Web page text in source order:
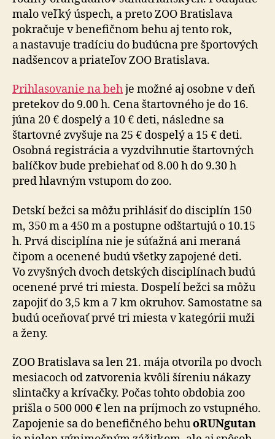
malo veľký úspech, a preto ZOO Bratislava
pokračuje v be­ne­fič­nom behu aj tento rok,
a nastavuje tradíciu do budúcna pre športových
nadšencov a priateľov ZOO Bratislava.
Prihlasovanie na behje možné aj osobne v deň
pretekov do 9.00 h. Cena štartovného je do 16.
júna 20 € dospelý a 10 € deti, následne sa
štartovné zvyšuje na 25 € dospelý a 15 € deti.
Osobná registrácia a vyzdvihnutie štartovných
balíčkov bude prebiehať od 8.00 h do 9.30 h
pred hlavným vstupom do zoo.
Detskí bežci sa môžu prihlásiť do disciplín 150
m, 350 m a 450 m a postupne odštartujú o 10.15
h. Prvá disciplína nie je súťažná ani meraná
čipom a ocenené budú všetky zapojené deti.
Vo zvyšných dvoch detských disciplínach budú
ocenené prvé tri miesta. Dospelí bežci sa môžu
zapojiť do 3,5 km a 7 km okruhov. Samostatne sa
budú oceňovať prvé tri miesta v kategórii muži
a ženy.
ZOO Bratislava sa len 21. mája otvorila po dvoch
mesiacoch od zatvorenia kvôli šíreniu nákazy
slintačky a krívačky. Počas tohto obdobia zoo
prišla o 500 000 € len na príjmoch zo vstupného.
Zapojenie sa do benefičného behuoRUNgutan